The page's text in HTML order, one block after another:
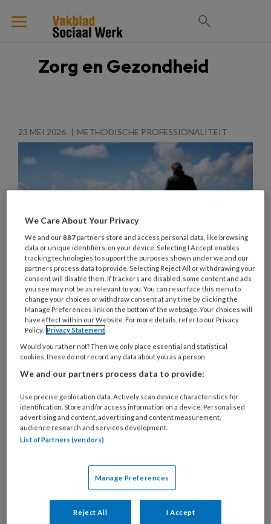
Zorg en Gezondheid
23 MEI 2026 METHODISCHE PROFESSIONALITEIT
Multimethodisch werken Werken
met rouw en verlies
Gezondheidszorg sociaal werker Mirjam
Verwoerd-Everaarts combineert verschillende
werkwijzen en methodieken in haar benadering
van cliënten die kampen met rouw en verlies. Ze
normaliseert reacties, helpt cliënten hun
gevoelens te begrijpen, de-medicaliseert en sluit
ondersteuning krijgen kunnen oproepen.
We Care About Your Privacy
We and our887 partners store and access personal data, like browsing
data or unique identifiers, on your device. Selecting I Accept enables
tracking technologies to support the purposes shown under we and our
partners process data to provide. Selecting Reject All or withdrawing your
consent will disable them. If trackers are disabled, some content and ads
you see may not be as relevant to you. You can resurface this menu to
change your choices or withdraw consent at any time by clicking the
Manage Preferences link on the bottom of the webpage. Your choices will
have effect within our Website. For more details, refer to our Privacy
Policy. Privacy Statement
Would you rather not? Then we only place essential and statistical
cookies, these do not record any data about you as a person
We and our partners process data to provide:
Use precise geolocation data. Actively scan device characteristics for
identification. Store and/or access information on a device. Personalised
advertising and content, advertising and content measurement,
audience research and services development.
List of Partners (vendors)
Manage Preferences
Reject All I Accept